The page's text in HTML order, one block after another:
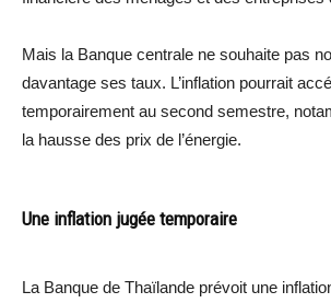
Mais la Banque centrale ne souhaite pas
davantage ses taux. L’inflation pourrait
temporairement au second semestre,
la hausse des prix de l’énergie.
Une inflation jugée temporaire
La Banque de Thaïlande prévoit une